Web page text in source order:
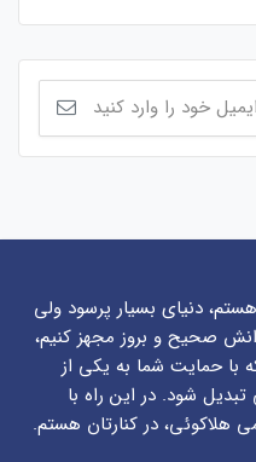
دنیای بسیار پرسود ولی
صحیح و بروز مجهز کنیم،
با حمایت شما به یکی از
شود. در این راه با
هلاکوئی، در کنارتان هستم.